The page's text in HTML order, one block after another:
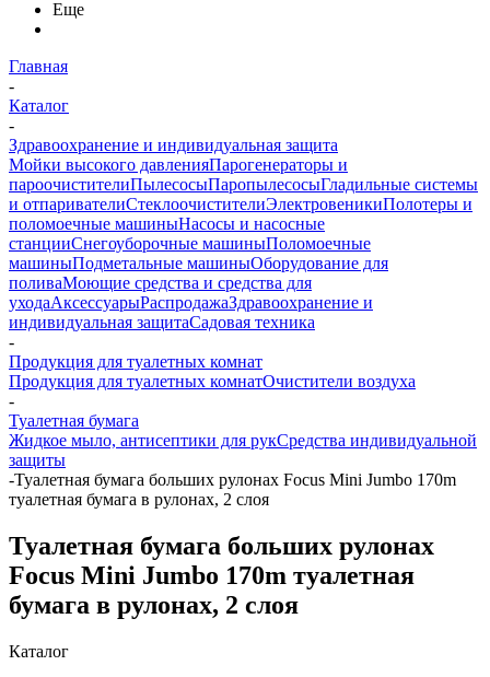
Еще
Главная
-
Каталог
-
Здравоохранение и индивидуальная защита
Мойки высокого давленияПарогенераторы и
пароочистителиПылесосыПаропылесосыГладильные системы
и отпаривателиСтеклоочистителиЭлектровеникиПолотеры и
поломоечные машиныНасосы и насосные
станцииСнегоуборочные машиныПоломоечные
машиныПодметальные машиныОборудование для
поливаМоющие средства и средства для
уходаАксессуарыРаспродажаЗдравоохранение и
индивидуальная защитаСадовая техника
-
Продукция для туалетных комнат
Продукция для туалетных комнатОчистители воздуха
-
Туалетная бумага
Жидкое мыло, антисептики для рукСредства индивидуальной
защиты
-Туалетная бумага больших рулонах Focus Mini Jumbo 170m
туалетная бумага в рулонах, 2 слоя
Туалетная бумага больших рулонах
Focus Mini Jumbo 170m туалетная
бумага в рулонах, 2 слоя
Каталог